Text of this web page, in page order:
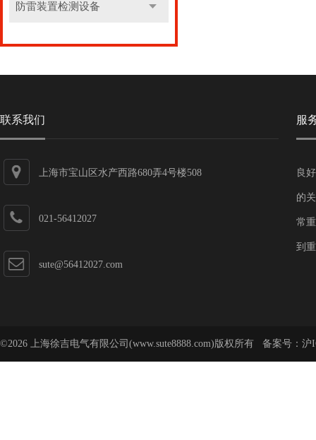
防雷装置检测设备
联系我们
上海市宝山区水产西路680弄4号楼508
021-56412027
sute@56412027.com
服
良
的
常
到
©2026 上海徐吉电气有限公司(www.sute8888.com)版权所有 备案号： 沪